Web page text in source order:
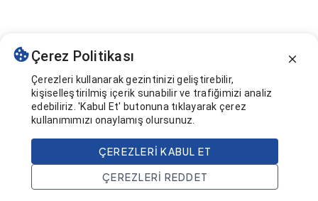
Çerez Politikası
Çerezleri kullanarak gezintinizi geliştirebilir,
kişiselleştirilmiş içerik sunabilir ve trafiğimizi analiz
edebiliriz. 'Kabul Et' butonuna tıklayarak çerez
kullanımımızı onaylamış olursunuz.
ÇEREZLERI KABUL ET
ÇEREZLERI REDDET